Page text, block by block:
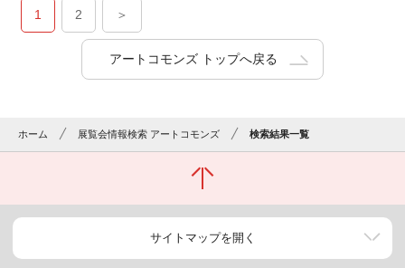
1 2 ＞
アートコモンズ トップへ戻る
ホーム 展覧会情報検索 アートコモンズ 検索結果一覧
サイトマップを開く